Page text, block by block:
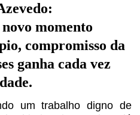
momento
compromisso da
ganha cada vez
um trabalho digno de